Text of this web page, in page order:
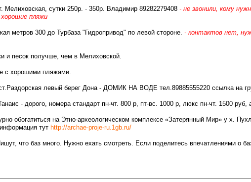
Мелиховская, сутки 250р. - 350р. Владимир 89282279408 - не звонили, кому
пляжи
метров 300 до Турбаза "Гидропривод" по левой стороне. - контактов нет,
и песок получше, чем в Мелиховской.
с хорошими пляжами.
левый берег Дона - ДОМИК НА ВОДЕ тел.89885555220 ссылка на
- дорого, номера стандарт пн-чт. 800 р, пт-вс. 1000 р, люкс пн-чт. 1500
обогатиться на Этно-археологическом комплексе «Затерянный Мир» у х.
тут http://archae-proje-ru.1gb.ru/
что баз много. Нужно ехать смотреть. Если поделитесь впечатлениями о